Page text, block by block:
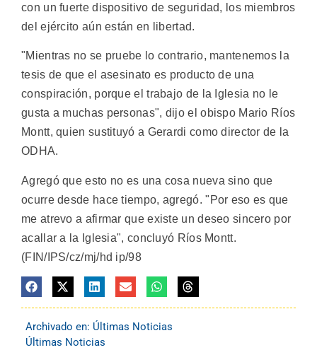
con un fuerte dispositivo de seguridad, los miembros
del ejército aún están en libertad.
"Mientras no se pruebe lo contrario, mantenemos la
tesis de que el asesinato es producto de una
conspiración, porque el trabajo de la Iglesia no le
gusta a muchas personas", dijo el obispo Mario Ríos
Montt, quien sustituyó a Gerardi como director de la
ODHA.
Agregó que esto no es una cosa nueva sino que
ocurre desde hace tiempo, agregó. "Por eso es que
me atrevo a afirmar que existe un deseo sincero por
acallar a la Iglesia", concluyó Ríos Montt.
(FIN/IPS/cz/mj/hd ip/98
Archivado en: Últimas Noticias
Últimas Noticias